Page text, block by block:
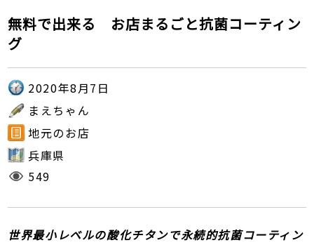
無料で出来る お店まるごと抗菌コーティン
グ
2020年8月7日
まえちゃん
地元のお店
兵庫県
549
世界最小レベルの酸化チタンで永続的抗菌コーティン